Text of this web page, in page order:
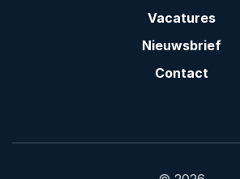
Vacatures
Nieuwsbrief
Contact